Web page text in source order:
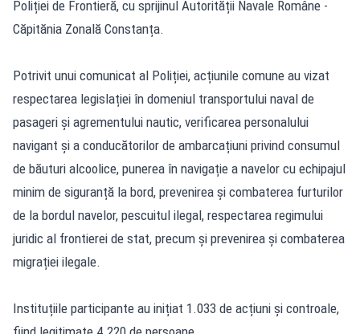
Poliției de Frontieră, cu sprijinul Autorității Navale Române -
Căpitănia Zonală Constanța.
Potrivit unui comunicat al Poliției, acțiunile comune au vizat
respectarea legislației în domeniul transportului naval de
pasageri și agrementului nautic, verificarea personalului
navigant și a conducătorilor de ambarcațiuni privind consumul
de băuturi alcoolice, punerea în navigație a navelor cu echipajul
minim de siguranță la bord, prevenirea și combaterea furturilor
de la bordul navelor, pescuitul ilegal, respectarea regimului
juridic al frontierei de stat, precum și prevenirea și combaterea
migrației ilegale.
Instituțiile participante au inițiat 1.033 de acțiuni și controale,